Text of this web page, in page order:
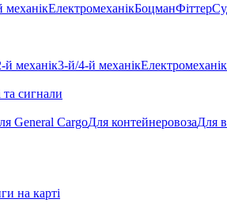
механікЕлектромеханікБоцманФіттер
й механік3-й/4-й механікЕлектромеханік
сигнали
General CargoДля контейнеровозаДля
на карті